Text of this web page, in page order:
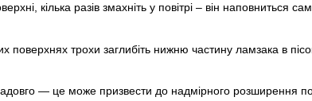
кілька разів змахніть у повітрі – він наповниться
поверхнях трохи заглибіть нижню частину ламзака в
— це може призвести до надмірного розширення